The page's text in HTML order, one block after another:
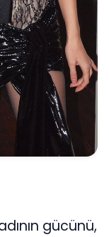
gücünü,